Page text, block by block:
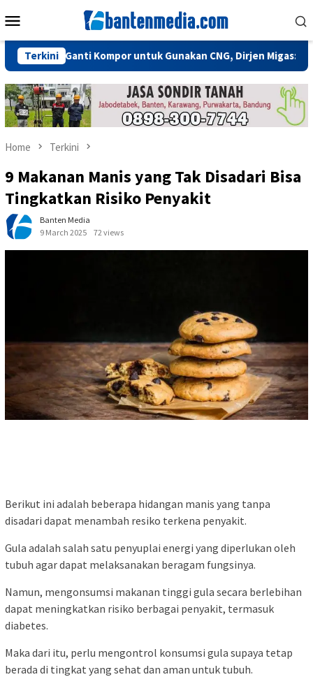
to
Menu
Terkini
Ganti Kompor untuk Gunakan CNG, Dirjen Migas: Cukup Plug
Home Terkini
9 Makanan Manis yang Tak Disadari Bisa
Tingkatkan Risiko Penyakit
Banten Media
9 March 2025
72 views
Berikut ini adalah beberapa hidangan manis yang tanpa
disadari dapat menambah resiko terkena penyakit.
Gula adalah salah satu penyuplai energi yang diperlukan oleh
tubuh agar dapat melaksanakan beragam fungsinya.
Namun, mengonsumsi makanan tinggi gula secara berlebihan
dapat meningkatkan risiko berbagai penyakit, termasuk
diabetes.
Maka dari itu, perlu mengontrol konsumsi gula supaya tetap
berada di tingkat yang sehat dan aman untuk tubuh.